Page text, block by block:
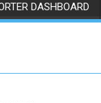
DASHBOARD